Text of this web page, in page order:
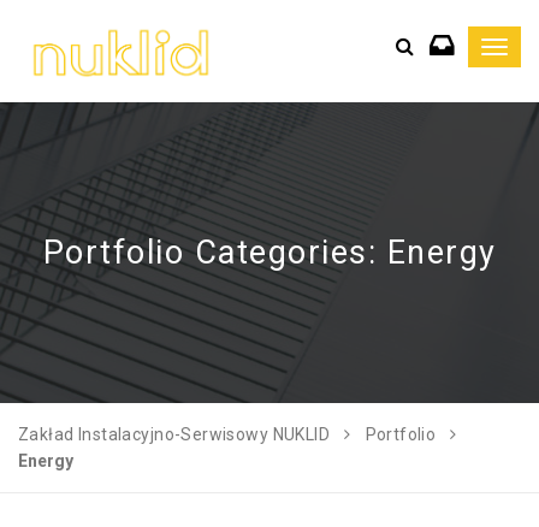
Portfolio Categories: Energy
Zakład Instalacyjno-Serwisowy NUKLID
Portfolio
Energy